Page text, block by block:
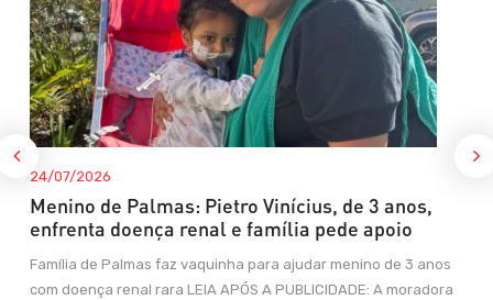
24/07/2026
Menino de Palmas: Pietro Vinícius, de 3 anos,
enfrenta doença renal e família pede apoio
Família de Palmas faz vaquinha para ajudar menino de 3 anos
com doença renal rara LEIA APÓS A PUBLICIDADE: A moradora